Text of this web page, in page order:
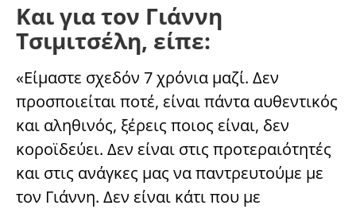
Και για τον Γιάννη
Τσιμιτσέλη, είπε:
«Είμαστε σχεδόν 7 χρόνια μαζί. Δεν
προσποιείται ποτέ, είναι πάντα αυθεντικός
και αληθινός, ξέρεις ποιος είναι, δεν
κοροϊδεύει. Δεν είναι στις προτεραιότητές
και στις ανάγκες μας να παντρευτούμε με
τον Γιάννη. Δεν είναι κάτι που με